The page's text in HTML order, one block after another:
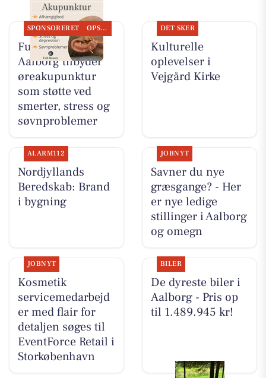
SPONSORERET OPSLAGSTAVLEN
Full Beauty
Aalborg tilbyder
øreakupunktur
som støtte ved
smerter, stress og
søvnproblemer
DET SKER
Kulturelle
oplevelser i
Vejgård Kirke
ALARM112
Nordjyllands
Beredskab: Brand
i bygning
JOBNYT
Savner du nye
græsgange? - Her
er nye ledige
stillinger i Aalborg
og omegn
JOBNYT
Kosmetik
servicemedarbejd
er med flair for
detaljen søges til
EventForce Retail i
Storkøbenhavn
BILER
De dyreste biler i
Aalborg - Pris op
til 1.489.945 kr!